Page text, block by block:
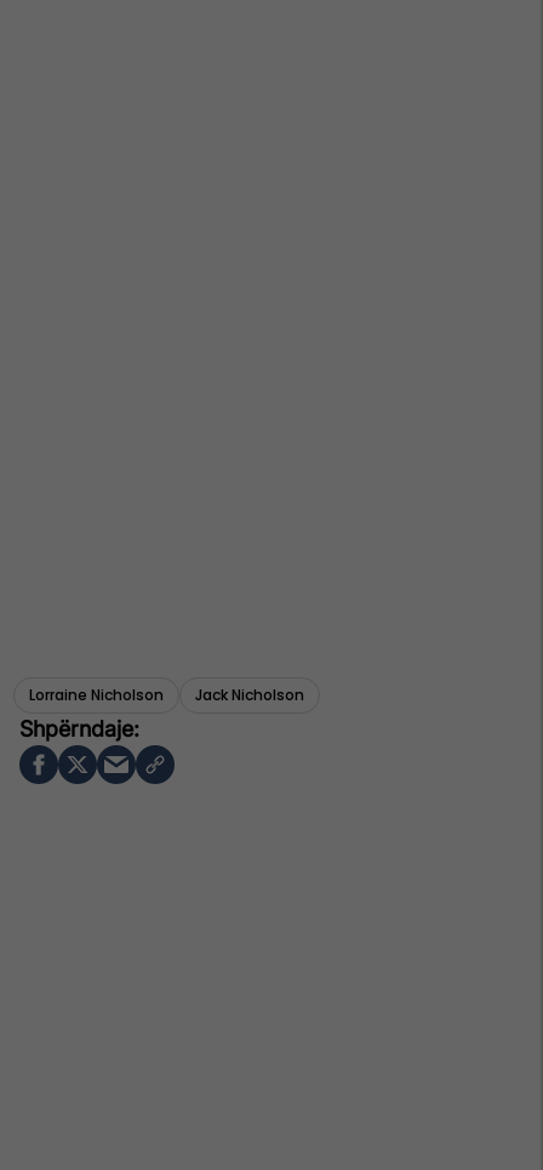
Lorraine Nicholson Jack Nicholson